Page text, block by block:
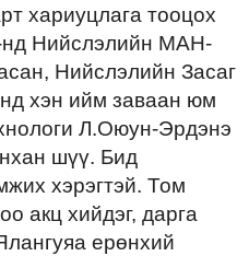
хариуцлага тооцох
нд Нийслэлийн МАН-
Нийслэлийн Засаг
хэн ийм заваан юм
Л.Оюун-Эрдэнэ
шүү. Бид
хэрэгтэй. Том
акц хийдэг, дарга
ерөнхий